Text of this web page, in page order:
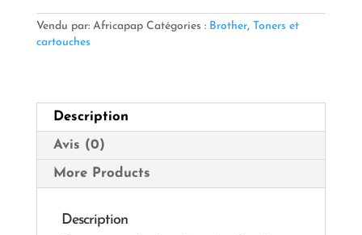
TN-
1050
12
pièces
Vendu par: Africapap Catégories : Brother, Toners et
cartouches
Description
Avis (0)
More Products
Description